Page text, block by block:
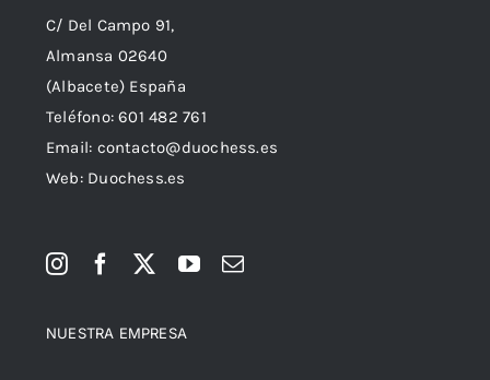
C/ Del Campo 91,
Almansa 02640
(Albacete) España
Teléfono:601 482 761
Email: contacto@duochess.es
Web: Duochess.es
NUESTRA EMPRESA